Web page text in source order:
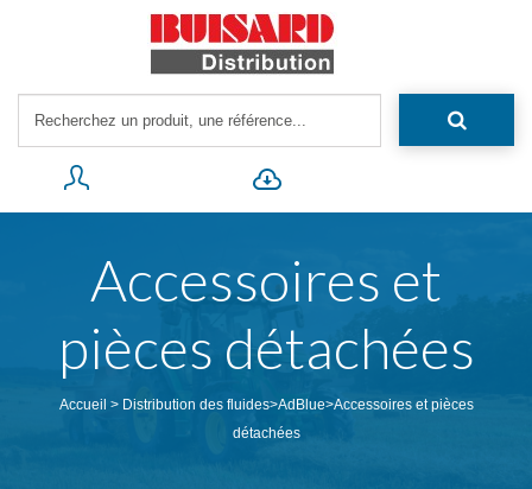
Accessoires et
pièces détachées
Accueil > Distribution des fluides>AdBlue>Accessoires et pièces
détachées